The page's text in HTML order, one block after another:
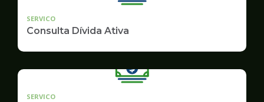
SERVICO
Consulta Dívida Ativa
SERVICO